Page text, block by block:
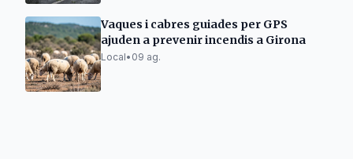
Vaques i cabres guiades per GPS
ajuden a prevenir incendis a Girona
Local• 09 ag.